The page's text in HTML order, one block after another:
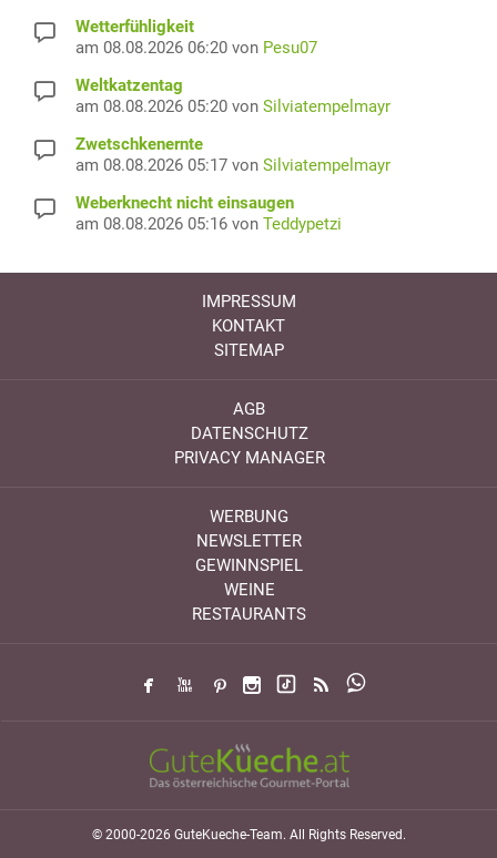
Wetterfühligkeit
am 08.08.2026 06:20 von Pesu07
Weltkatzentag
am 08.08.2026 05:20 von Silviatempelmayr
Zwetschkenernte
am 08.08.2026 05:17 von Silviatempelmayr
Weberknecht nicht einsaugen
am 08.08.2026 05:16 von Teddypetzi
IMPRESSUM
KONTAKT
SITEMAP
AGB
DATENSCHUTZ
PRIVACY MANAGER
WERBUNG
NEWSLETTER
GEWINNSPIEL
WEINE
RESTAURANTS
© 2000-2026 GuteKueche-Team. All Rights Reserved.